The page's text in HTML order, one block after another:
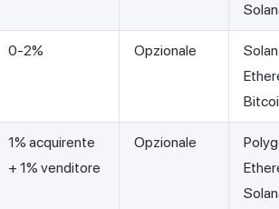
0-2% Opzionale
1% acquirente
+ 1% venditore
Opzionale